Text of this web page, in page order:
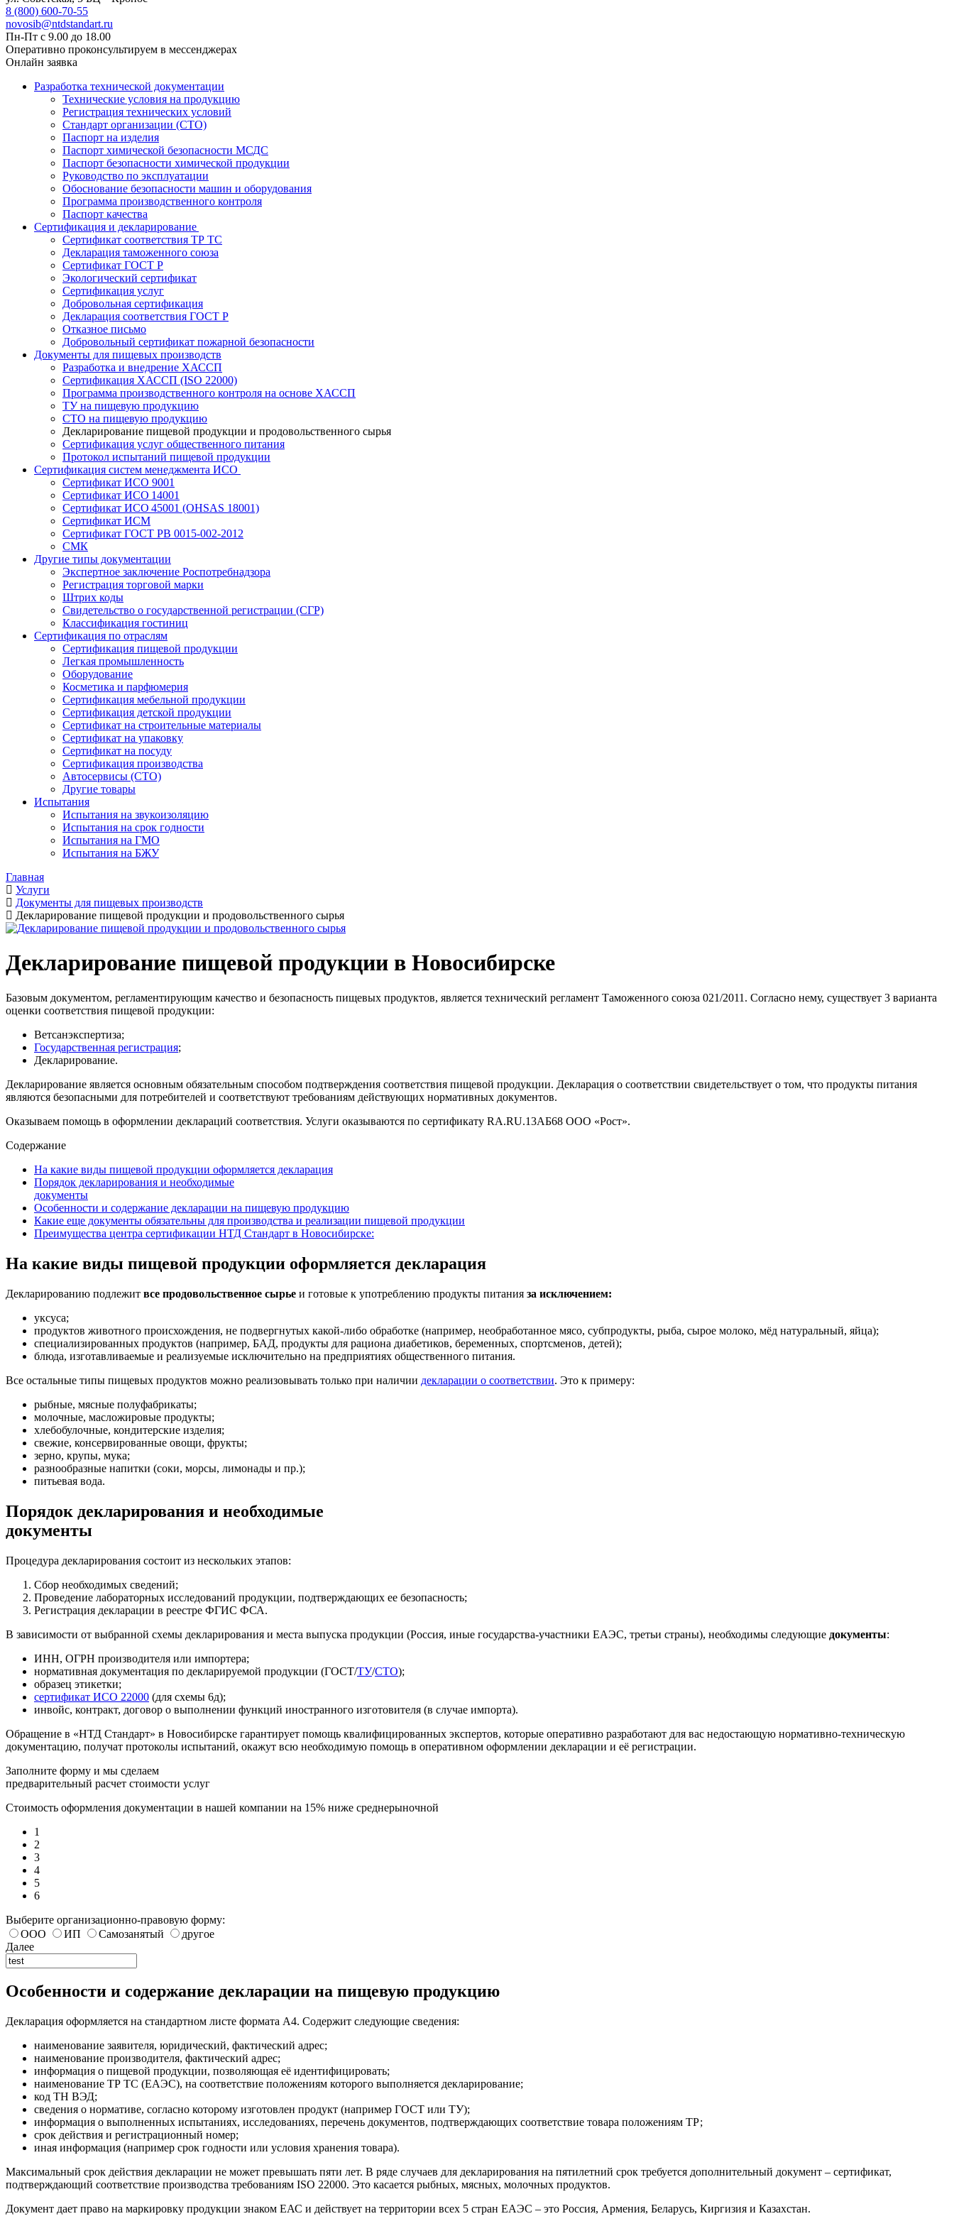
8 (800) 600-70-55
novosib@ntdstandart.ru
Пн-Пт с 9.00 до 18.00
Оперативно проконсультируем в мессенджерах
Онлайн заявка
Разработка технической документации
Технические условия на продукцию
Регистрация технических условий
Стандарт организации (СТО)
Паспорт на изделия
Паспорт химической безопасности МСДС
Паспорт безопасности химической продукции
Руководство по эксплуатации
Обоснование безопасности машин и оборудования
Программа производственного контроля
Паспорт качества
Сертификация и декларирование
Сертификат соответствия ТР ТС
Декларация таможенного союза
Сертификат ГОСТ Р
Экологический сертификат
Сертификация услуг
Добровольная сертификация
Декларация соответствия ГОСТ Р
Отказное письмо
Добровольный сертификат пожарной безопасности
Документы для пищевых производств
Разработка и внедрение ХАССП
Сертификация ХАССП (ISO 22000)
Программа производственного контроля на основе ХАССП
ТУ на пищевую продукцию
СТО на пищевую продукцию
Декларирование пищевой продукции и продовольственного сырья
Сертификация услуг общественного питания
Протокол испытаний пищевой продукции
Сертификация систем менеджмента ИСО
Сертификат ИСО 9001
Сертификат ИСО 14001
Сертификат ИСО 45001 (OHSAS 18001)
Сертификат ИСМ
Сертификат ГОСТ РВ 0015-002-2012
СМК
Другие типы документации
Экспертное заключение Роспотребнадзора
Регистрация торговой марки
Штрих коды
Свидетельство о государственной регистрации (СГР)
Классификация гостиниц
Сертификация по отраслям
Сертификация пищевой продукции
Легкая промышленность
Оборудование
Косметика и парфюмерия
Сертификация мебельной продукции
Сертификация детской продукции
Сертификат на строительные материалы
Сертификат на упаковку
Сертификат на посуду
Сертификация производства
Автосервисы (СТО)
Другие товары
Испытания
Испытания на звукоизоляцию
Испытания на срок годности
Испытания на ГМО
Испытания на БЖУ
Главная
Услуги
Документы для пищевых производств
Декларирование пищевой продукции и продовольственного сырья
Декларирование пищевой продукции в Новосибирске
Базовым документом, регламентирующим качество и безопасность пищевых продуктов, является технический регламент Таможенного союза 021/2011. Согласно нему, существует 3 варианта
оценки соответствия пищевой продукции:
Ветсанэкспертиза;
Государственная регистрация;
Декларирование.
Декларирование является основным обязательным способом подтверждения соответствия пищевой продукции. Декларация о соответствии свидетельствует о том, что продукты питания
являются безопасными для потребителей и соответствуют требованиям действующих нормативных документов.
Оказываем помощь в оформлении деклараций соответствия. Услуги оказываются по сертификату RA.RU.13АБ68 ООО «Рост».
Содержание
На какие виды пищевой продукции оформляется декларация
Порядок декларирования и необходимые
документы
Особенности и содержание декларации на пищевую продукцию
Какие еще документы обязательны для производства и реализации пищевой продукции
Преимущества центра сертификации НТД Стандарт в Новосибирске:
На какие виды пищевой продукции оформляется декларация
Декларированию подлежит все продовольственное сырье и готовые к употреблению продукты питания за исключением:
уксуса;
продуктов животного происхождения, не подвергнутых какой-либо обработке (например, необработанное мясо, субпродукты, рыба, сырое молоко, мёд натуральный, яйца);
специализированных продуктов (например, БАД, продукты для рациона диабетиков, беременных, спортсменов, детей);
блюда, изготавливаемые и реализуемые исключительно на предприятиях общественного питания.
Все остальные типы пищевых продуктов можно реализовывать только при наличии декларации о соответствии. Это к примеру:
рыбные, мясные полуфабрикаты;
молочные, масложировые продукты;
хлебобулочные, кондитерские изделия;
свежие, консервированные овощи, фрукты;
зерно, крупы, мука;
разнообразные напитки (соки, морсы, лимонады и пр.);
питьевая вода.
Порядок декларирования и необходимые
документы
Процедура декларирования состоит из нескольких этапов:
Сбор необходимых сведений;
Проведение лабораторных исследований продукции, подтверждающих ее безопасность;
Регистрация декларации в реестре ФГИС ФСА.
В зависимости от выбранной схемы декларирования и места выпуска продукции (Россия, иные государства-участники ЕАЭС, третьи страны), необходимы следующие документы:
ИНН, ОГРН производителя или импортера;
нормативная документация по декларируемой продукции (ГОСТ/ТУ/СТО);
образец этикетки;
сертификат ИСО 22000 (для схемы 6д);
инвойс, контракт, договор о выполнении функций иностранного изготовителя (в случае импорта).
Обращение в «НТД Стандарт» в Новосибирске гарантирует помощь квалифицированных экспертов, которые оперативно разработают для вас недостающую нормативно-техническую
документацию, получат протоколы испытаний, окажут всю необходимую помощь в оперативном оформлении декларации и её регистрации.
Заполните форму и мы сделаем
предварительный расчет стоимости услуг
Стоимость оформления документации в нашей компании на 15% ниже среднерыночной
1
2
3
4
5
6
Выберите организационно-правовую форму:
ООО
ИП Самозанятый
другое
Далее
Особенности и содержание декларации на пищевую продукцию
Декларация оформляется на стандартном листе формата А4. Содержит следующие сведения:
наименование заявителя, юридический, фактический адрес;
наименование производителя, фактический адрес;
информация о пищевой продукции, позволяющая её идентифицировать;
наименование ТР ТС (ЕАЭС), на соответствие положениям которого выполняется декларирование;
код ТН ВЭД;
сведения о нормативе, согласно которому изготовлен продукт (например ГОСТ или ТУ);
информация о выполненных испытаниях, исследованиях, перечень документов, подтверждающих соответствие товара положениям ТР;
срок действия и регистрационный номер;
иная информация (например срок годности или условия хранения товара).
Максимальный срок действия декларации не может превышать пяти лет. В ряде случаев для декларирования на пятилетний срок требуется дополнительный документ – сертификат,
подтверждающий соответствие производства требованиям ISO 22000. Это касается рыбных, мясных, молочных продуктов.
Документ дает право на маркировку продукции знаком ЕАС и действует на территории всех 5 стран ЕАЭС – это Россия, Армения, Беларусь, Киргизия и Казахстан.